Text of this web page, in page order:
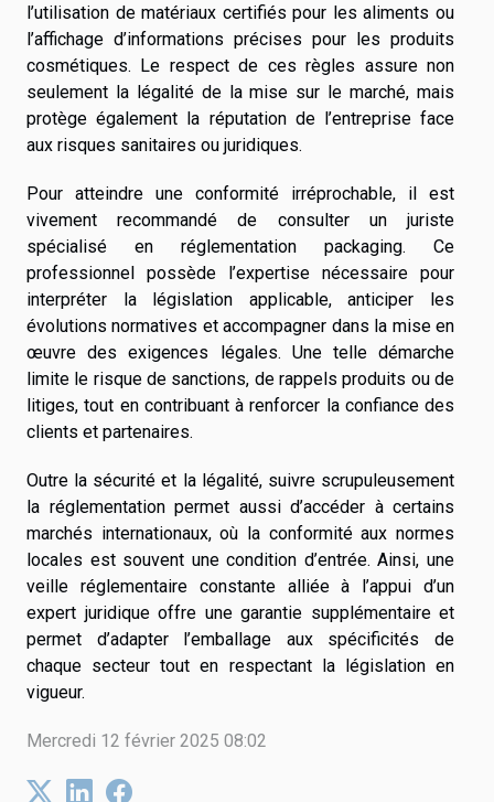
l’utilisation de matériaux certifiés pour les aliments ou
l’affichage d’informations précises pour les produits
cosmétiques. Le respect de ces règles assure non
seulement la légalité de la mise sur le marché, mais
protège également la réputation de l’entreprise face
aux risques sanitaires ou juridiques.
Pour atteindre une conformité irréprochable, il est
vivement recommandé de consulter un juriste
spécialisé en réglementation packaging. Ce
professionnel possède l’expertise nécessaire pour
interpréter la législation applicable, anticiper les
évolutions normatives et accompagner dans la mise en
œuvre des exigences légales. Une telle démarche
limite le risque de sanctions, de rappels produits ou de
litiges, tout en contribuant à renforcer la confiance des
clients et partenaires.
Outre la sécurité et la légalité, suivre scrupuleusement
la réglementation permet aussi d’accéder à certains
marchés internationaux, où la conformité aux normes
locales est souvent une condition d’entrée. Ainsi, une
veille réglementaire constante alliée à l’appui d’un
expert juridique offre une garantie supplémentaire et
permet d’adapter l’emballage aux spécificités de
chaque secteur tout en respectant la législation en
vigueur.
Mercredi 12 février 2025 08:02